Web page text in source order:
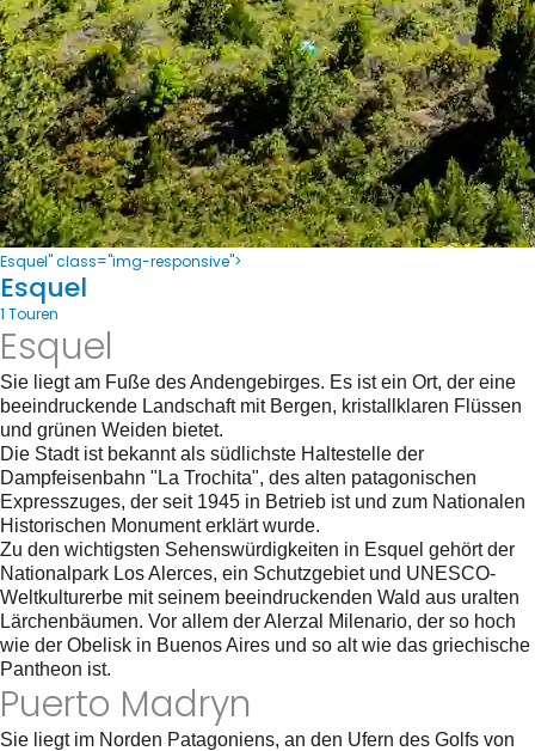
Esquel" class="img-responsive">
Esquel
1 Touren
Esquel
Sie liegt am Fuße des Andengebirges. Es ist ein Ort, der eine
beeindruckende Landschaft mit Bergen, kristallklaren Flüssen
und grünen Weiden bietet.
Die Stadt ist bekannt als südlichste Haltestelle der
Dampfeisenbahn "La Trochita", des alten patagonischen
Expresszuges, der seit 1945 in Betrieb ist und zum Nationalen
Historischen Monument erklärt wurde.
Zu den wichtigsten Sehenswürdigkeiten in Esquel gehört der
Nationalpark Los Alerces, ein Schutzgebiet und UNESCO-
Weltkulturerbe mit seinem beeindruckenden Wald aus uralten
Lärchenbäumen. Vor allem der Alerzal Milenario, der so hoch
wie der Obelisk in Buenos Aires und so alt wie das griechische
Pantheon ist.
Puerto Madryn
Sie liegt im Norden Patagoniens, an den Ufern des Golfs von